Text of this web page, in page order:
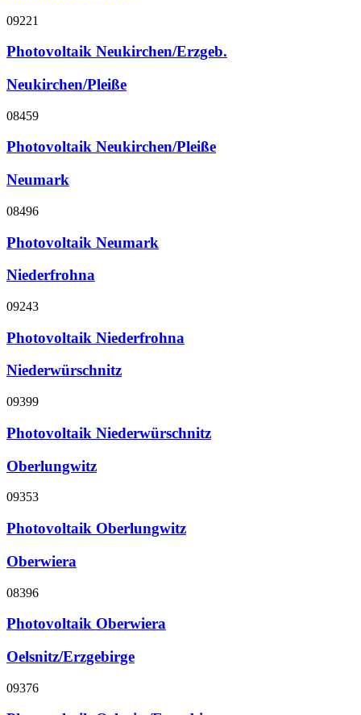
09221
Photovoltaik Neukirchen/Erzgeb.
Neukirchen/Pleiße
08459
Photovoltaik Neukirchen/Pleiße
Neumark
08496
Photovoltaik Neumark
Niederfrohna
09243
Photovoltaik Niederfrohna
Niederwürschnitz
09399
Photovoltaik Niederwürschnitz
Oberlungwitz
09353
Photovoltaik Oberlungwitz
Oberwiera
08396
Photovoltaik Oberwiera
Oelsnitz/Erzgebirge
09376